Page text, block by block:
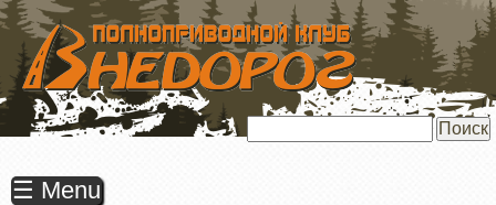
ПЕРЕЙТИ
ОСНОВНОМУ
СОДЕРЖАНИЮ
☰ Menu